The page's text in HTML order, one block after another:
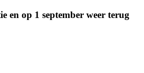
en op 1 september weer terug